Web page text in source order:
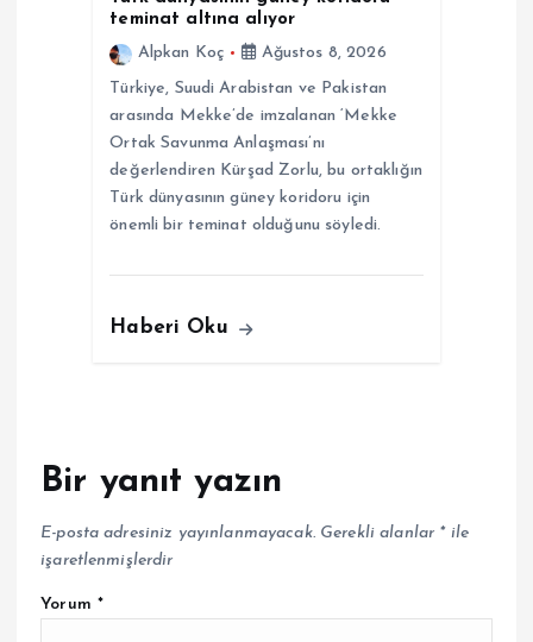
teminat altına alıyor
Alpkan Koç
Ağustos 8, 2026
Türkiye, Suudi Arabistan ve Pakistan
arasında Mekke’de imzalanan ‘Mekke
Ortak Savunma Anlaşması’nı
değerlendiren Kürşad Zorlu, bu ortaklığın
Türk dünyasının güney koridoru için
önemli bir teminat olduğunu söyledi.
Haberi Oku
Bir yanıt yazın
E-posta adresiniz yayınlanmayacak. Gerekli alanlar *ile
işaretlenmişlerdir
Yorum *